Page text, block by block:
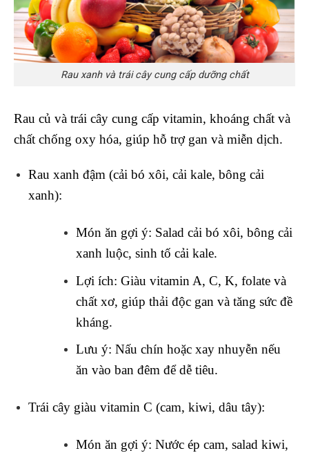
Rau xanh và trái cây cung cấp dưỡng chất
Rau củ và trái cây cung cấp vitamin, khoáng chất và
chất chống oxy hóa, giúp hỗ trợ gan và miễn dịch.
Rau xanh đậm (cải bó xôi, cải kale, bông cải
xanh):
Món ăn gợi ý: Salad cải bó xôi, bông cải
xanh luộc, sinh tố cải kale.
Lợi ích: Giàu vitamin A, C, K, folate và
chất xơ, giúp thải độc gan và tăng sức đề
kháng.
Lưu ý: Nấu chín hoặc xay nhuyễn nếu
ăn vào ban đêm để dễ tiêu.
Trái cây giàu vitamin C (cam, kiwi, dâu tây):
Món ăn gợi ý: Nước ép cam, salad kiwi,